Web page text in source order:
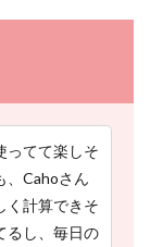
ってて楽しそ
、Cahoさん
く計算できそ
るし、毎日の